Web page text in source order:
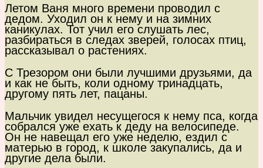
Летом Ваня много времени проводил с
дедом. Уходил он к нему и на зимних
каникулах. Тот учил его слушать лес,
разбираться в следах зверей, голосах птиц,
рассказывал о растениях.
С Трезором они были лучшими друзьями, да
и как не быть, коли одному тринадцать,
другому пять лет, пацаны.
Мальчик увидел несущегося к нему пса, когда
собрался уже ехать к деду на велосипеде.
Он не навещал его уже неделю, ездил с
матерью в город, к школе закупались, да и
другие дела были.